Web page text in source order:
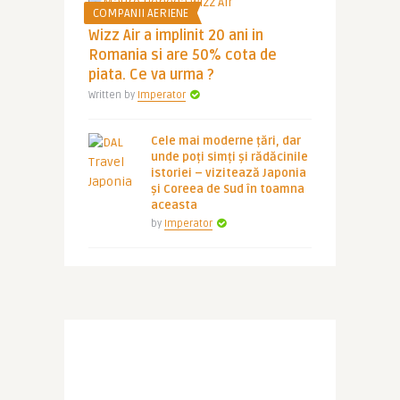
COMPANII AERIENE
Wizz Air a implinit 20 ani in
Romania si are 50% cota de
piata. Ce va urma ?
Written by Imperator
Cele mai moderne țări, dar
unde poți simți și rădăcinile
istoriei – vizitează Japonia
și Coreea de Sud în toamna
aceasta
by Imperator